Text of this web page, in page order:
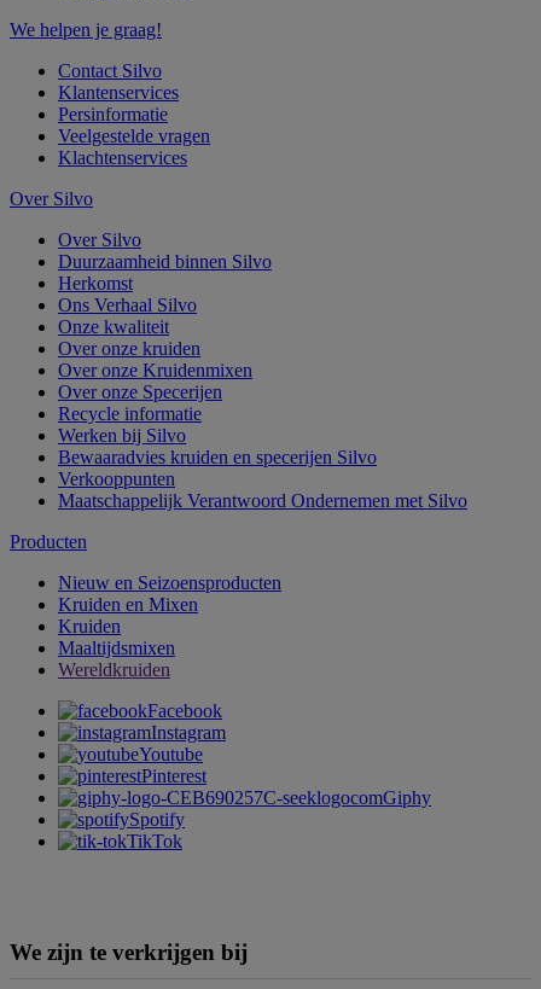
We helpen je graag!
Contact Silvo
Klantenservices
Persinformatie
Veelgestelde vragen
Klachtenservices
Over Silvo
Over Silvo
Duurzaamheid binnen Silvo
Herkomst
Ons Verhaal Silvo
Onze kwaliteit
Over onze kruiden
Over onze Kruidenmixen
Over onze Specerijen
Recycle informatie
Werken bij Silvo
Bewaaradvies kruiden en specerijen Silvo
Verkooppunten
Maatschappelijk Verantwoord Ondernemen met Silvo
Producten
Nieuw en Seizoensproducten
Kruiden en Mixen
Kruiden
Maaltijdsmixen
Wereldkruiden
Facebook
Instagram
Youtube
Pinterest
Giphy
Spotify
TikTok
We zijn te verkrijgen bij